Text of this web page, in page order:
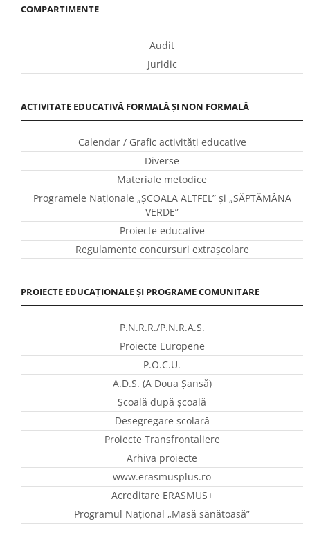
COMPARTIMENTE
Audit
Juridic
ACTIVITATE EDUCATIVĂ FORMALĂ ȘI NON FORMALĂ
Calendar / Grafic activităţi educative
Diverse
Materiale metodice
Programele Naţionale „ŞCOALA ALTFEL” și „SĂPTĂMÂNA
VERDE”
Proiecte educative
Regulamente concursuri extraşcolare
PROIECTE EDUCAȚIONALE ȘI PROGRAME COMUNITARE
P.N.R.R./P.N.R.A.S.
Proiecte Europene
P.O.C.U.
A.D.S. (A Doua Șansă)
Școală după școală
Desegregare școlară
Proiecte Transfrontaliere
Arhiva proiecte
www.erasmusplus.ro
Acreditare ERASMUS+
Programul Național „Masă sănătoasă”